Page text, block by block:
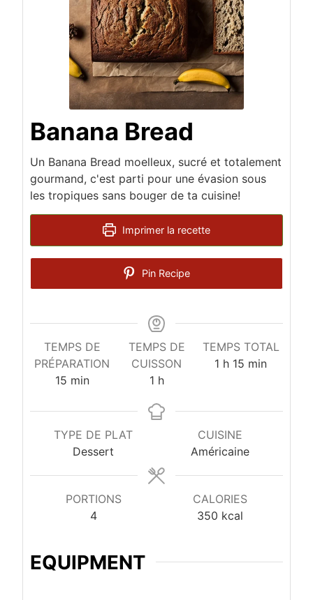
Banana Bread
Un Banana Bread moelleux, sucré et totalement
gourmand, c'est parti pour une évasion sous
les tropiques sans bouger de ta cuisine!
Imprimer la recette
Pin Recipe
TEMPS DE
PRÉPARATION
15minutes
min
TEMPS DE
CUISSON
1heure
h
TEMPS TOTAL
1 heure
h 15 minutes
min
TYPE DE PLAT
Dessert
CUISINE
Américaine
PORTIONS
4
CALORIES
350 kcal
EQUIPMENT